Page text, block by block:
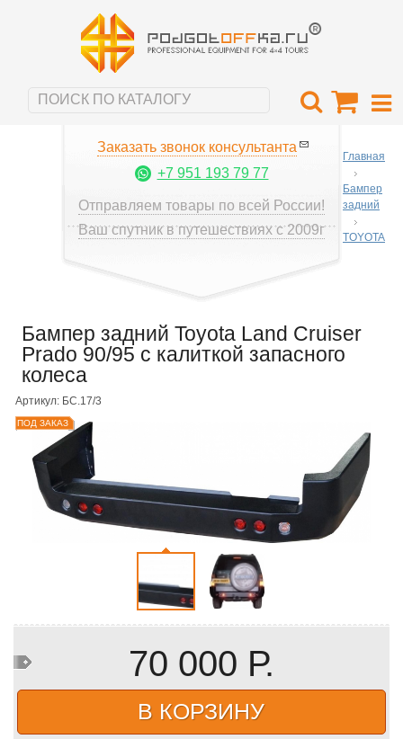
Заказать звонок консультанта
+7 951 193 79 77
Отправляем товары по всей России!
Ваш спутник в путешествиях с 2009г
Главная
Бампер
задний
TOYOTA
Бампер задний Toyota Land Cruiser
Prado 90/95 с калиткой запасного
колеса
Артикул: БС.17/3
ПОД ЗАКАЗ
70 000 Р.
В КОРЗИНУ